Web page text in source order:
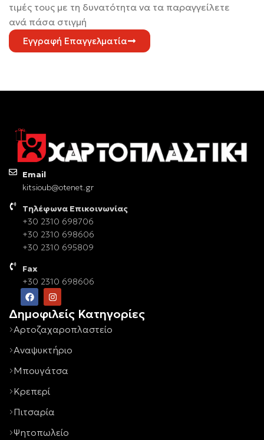
τιμές τους με τη δυνατότητα να τα παραγγείλετε
ανά πάσα στιγμή
Εγγραφή Επαγγελματία
Email
kitsioub@otenet.gr
Τηλέφωνα Επικοινωνίας
+30 2310 698706
+30 2310 698606
+30 2310 695809
Fax
+30 2310 698606
Δημοφιλείς Κατηγορίες
Αρτοζαχαροπλαστείο
Αναψυκτήριο
Μπουγάτσα
Κρεπερί
Πιτσαρία
Ψητοπωλείο